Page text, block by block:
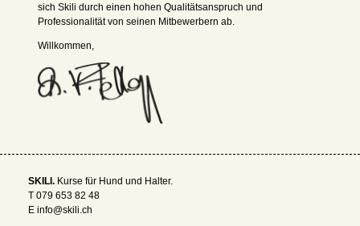
sich Skili durch einen hohen Qualitätsanspruch und
Professionalität von seinen Mitbewerbern ab.
Willkommen,
SKILI. Kurse für Hund und Halter.
T 079 653 82 48
E info@skili.ch